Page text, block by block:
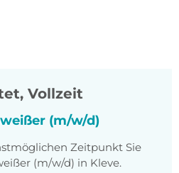
Vollzeit
(m/w/d)
Zeitpunkt Sie
(m/w/d) in Kleve.